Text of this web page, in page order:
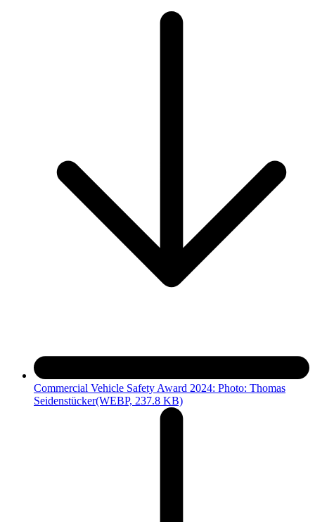
Commercial Vehicle Safety Award 2024: Photo: Thomas
Seidenstücker(WEBP, 237.8 KB)